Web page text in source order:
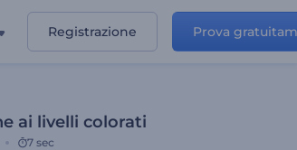
Registrazione Prova
ai livelli colorati
7 sec